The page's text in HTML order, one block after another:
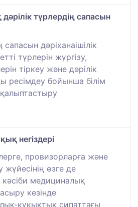
түрлердің сапасын
сапасын дәріханаішілік
түрлерін жүргізу,
тіркеу және дәрілік
ресімдеу бойынша білім
негіздері
провизорларға және
жүйесінің өзге де
кәсіби медициналық
кезінде
құқықтық сипаттағы